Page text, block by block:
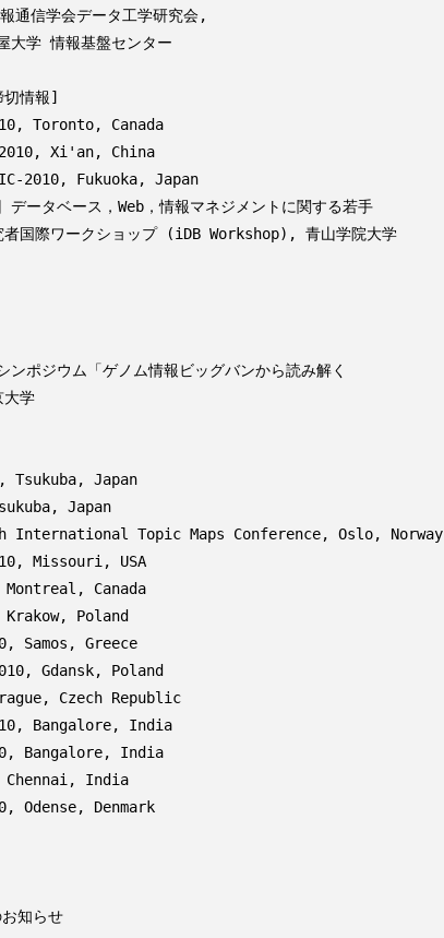
通信学会データ工学研究会,
情報]
Toronto, Canada
2010, Xi'an, China
2010, Fukuoka, Japan
ータベース，Web，情報マネジメントに関する若手
ンポジウム「ゲノム情報ビッグバンから読み解く
Tsukuba, Japan
Japan
International Topic Maps Conference, Oslo, Norway
Missouri, USA
Montreal, Canada
Krakow, Poland
Samos, Greece
Gdansk, Poland
Czech Republic
Bangalore, India
Bangalore, India
Chennai, India
Odense, Denmark
お知らせ